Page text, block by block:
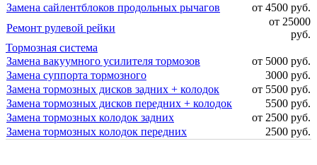
Замена сайлентблоков продольных рычагов
от 4500 руб.
Ремонт рулевой рейки
от 25000
руб.
Тормозная система
Замена вакуумного усилителя тормозов
от 5000 руб.
Замена суппорта тормозного
3000 руб.
Замена тормозных дисков задних + колодок
от 5500 руб.
Замена тормозных дисков передних + колодок
5500 руб.
Замена тормозных колодок задних
от 2500 руб.
Замена тормозных колодок передних
2500 руб.